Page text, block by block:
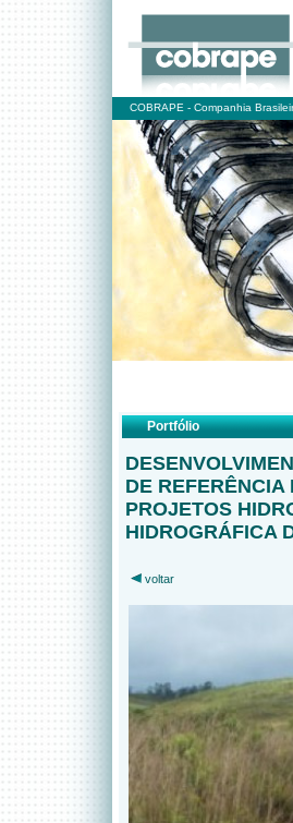
COBRAPE - Companhia
Portfólio
DE REFERÊNCIA
PROJETOS
HIDROGRÁFICA
voltar